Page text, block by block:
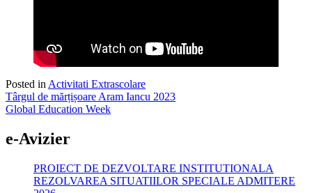
Posted in Activitati Extrascolare
Post
navigation
Târgul de mărțișoare Aram Iancu 2023
Global Education Week
e-Avizier
PROIECT DE DEZVOLTARE INSTITUTIONALA
REZOLVAREA SITUATIILOR SPECIALE ADMITERE